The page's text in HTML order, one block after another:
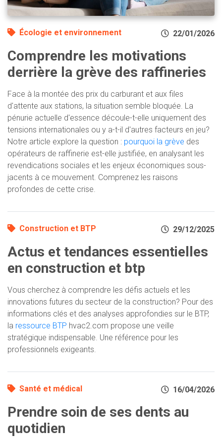
Écologie et environnement 22/01/2026
Comprendre les motivations
derrière la grève des raffineries
Face à la montée des prix du carburant et aux files
d'attente aux stations, la situation semble bloquée. La
pénurie actuelle d'essence découle-t-elle uniquement des
tensions internationales ou y a-t-il d'autres facteurs en jeu?
Notre article explore la question : pourquoi la grève des
opérateurs de raffinerie est-elle justifiée, en analysant les
revendications sociales et les enjeux économiques sous-
jacents à ce mouvement. Comprenez les raisons
profondes de cette crise.
Construction et BTP 29/12/2025
Actus et tendances essentielles
en construction et btp
Vous cherchez à comprendre les défis actuels et les
innovations futures du secteur de la construction? Pour des
informations clés et des analyses approfondies sur le BTP,
la ressource BTP hvac2.com propose une veille
stratégique indispensable. Une référence pour les
professionnels exigeants.
Santé et médical 16/04/2026
Prendre soin de ses dents au
quotidien